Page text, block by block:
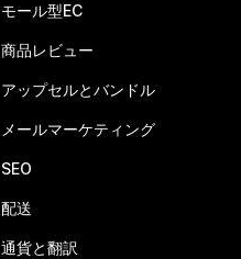
モール型EC
商品レビュー
アップセルとバンドル
メールマーケティング
SEO
配送
通貨と翻訳